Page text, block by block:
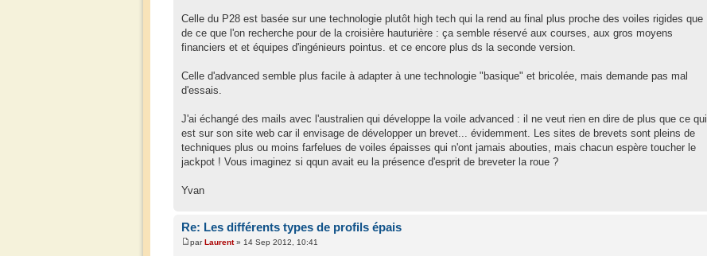
Celle du P28 est basée sur une technologie plutôt high tech qui la rend au final plus proche des voiles rigides que
de ce que l'on recherche pour de la croisière hauturière : ça semble réservé aux courses, aux gros moyens
financiers et et équipes d'ingénieurs pointus. et ce encore plus ds la seconde version.
Celle d'advanced semble plus facile à adapter à une technologie "basique" et bricolée, mais demande pas mal
d'essais.
J'ai échangé des mails avec l'australien qui développe la voile advanced : il ne veut rien en dire de plus que ce qui
est sur son site web car il envisage de développer un brevet... évidemment. Les sites de brevets sont pleins de
techniques plus ou moins farfelues de voiles épaisses qui n'ont jamais abouties, mais chacun espère toucher le
jackpot ! Vous imaginez si qqun avait eu la présence d'esprit de breveter la roue ?
Yvan
Re: Les différents types de profils épais
parLaurent» 14 Sep 2012, 10:41